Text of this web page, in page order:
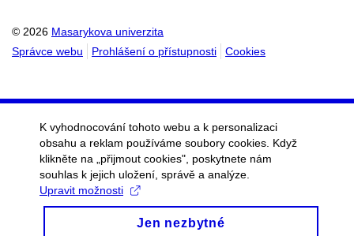
© 2026 Masarykova univerzita
Správce webu
Prohlášení o přístupnosti Cookies
K vyhodnocování tohoto webu a k personalizaci
obsahu a reklam používáme soubory cookies. Když
klikněte na „přijmout cookies", poskytnete nám
souhlas k jejich uložení, správě a analýze.
Upravit možnosti
Jen nezbytné